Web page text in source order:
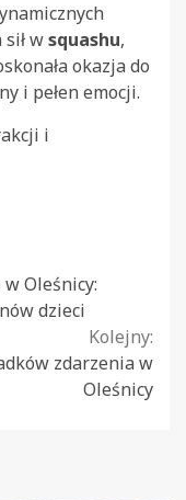
wsquashu,
okazja do
i pełen emocji.
i
Oleśnicy:
dzieci
Kolejny:
zdarzenia w
Oleśnicy